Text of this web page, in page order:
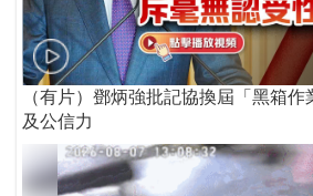
（有片）鄧炳強批記協換屆「黑箱
及公信力